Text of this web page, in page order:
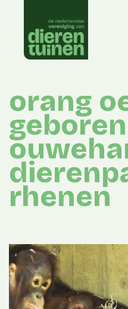
content
orang
rhenen